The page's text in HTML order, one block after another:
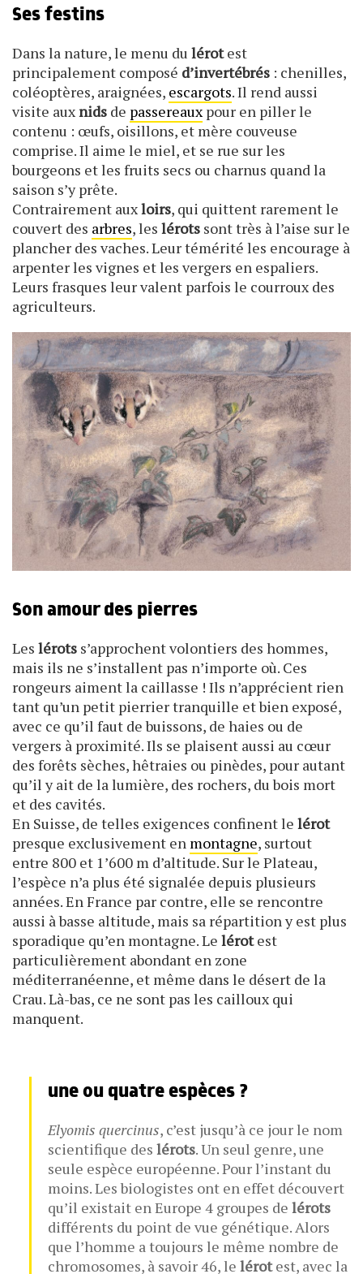
Ses festins
Dans la nature, le menu du lérotest
principalement composé d’invertébrés : chenilles,
coléoptères, araignées, escargots. Il rend aussi
visite auxnids de passereaux pour en piller le
contenu : œufs, oisillons, et mère couveuse
comprise. Il aime le miel, et se rue sur les
bourgeons et les fruits secs ou charnus quand la
saison s’y prête.
Contrairement auxloirs, qui quittent rarement le
couvert des arbres, les lérots sont très à l’aise sur le
plancher des vaches. Leur témérité les encourage à
arpenter les vignes et les vergers en espaliers.
Leurs frasques leur valent parfois le courroux des
agriculteurs.
Son amour des pierres
Les lérots s’approchent volontiers des hommes,
mais ils ne s’installent pas n’importe où. Ces
rongeurs aiment la caillasse ! Ils n’apprécient rien
tant qu’un petit pierrier tranquille et bien exposé,
avec ce qu’il faut de buissons, de haies ou de
vergers à proximité. Ils se plaisent aussi au cœur
des forêts sèches, hêtraies ou pinèdes, pour autant
qu’il y ait de la lumière, des rochers, du bois mort
et des cavités.
En Suisse, de telles exigences confinent le lérot
presque exclusivement en montagne, surtout
entre 800 et 1’600 m d’altitude. Sur le Plateau,
l’espèce n’a plus été signalée depuis plusieurs
années. En France par contre, elle se rencontre
aussi à basse altitude, mais sa répartition y est plus
sporadique qu’en montagne. Le lérotest
particulièrement abondant en zone
méditerranéenne, et même dans le désert de la
Crau. Là-bas, ce ne sont pas les cailloux qui
manquent.
une ou quatre espèces ?
Elyomis quercinus, c’est jusqu’à ce jour le nom
scientifique des lérots. Un seul genre, une
seule espèce européenne. Pour l’instant du
moins. Les biologistes ont en effet découvert
qu’il existait en Europe 4 groupes de lérots
différents du point de vue génétique. Alors
que l’homme a toujours le même nombre de
chromosomes, à savoir 46, le lérotest, avec la